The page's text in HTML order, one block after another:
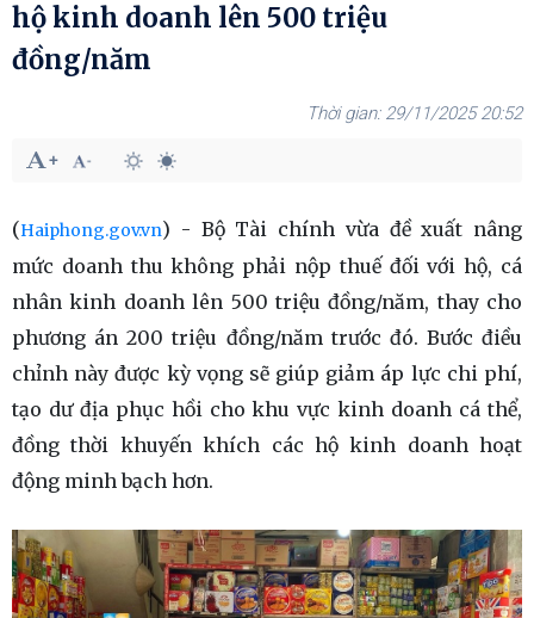
hộ kinh doanh lên 500 triệu
đồng/năm
29/11/2025 20:52
(Haiphong.gov.vn) - Bộ Tài chính vừa đề xuất nâng
mức doanh thu không phải nộp thuế đối với hộ, cá
nhân kinh doanh lên 500 triệu đồng/năm, thay cho
phương án 200 triệu đồng/năm trước đó. Bước điều
chỉnh này được kỳ vọng sẽ giúp giảm áp lực chi phí,
tạo dư địa phục hồi cho khu vực kinh doanh cá thể,
đồng thời khuyến khích các hộ kinh doanh hoạt
động minh bạch hơn.